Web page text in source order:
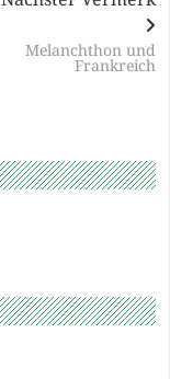
Melanchthon und
Frankreich